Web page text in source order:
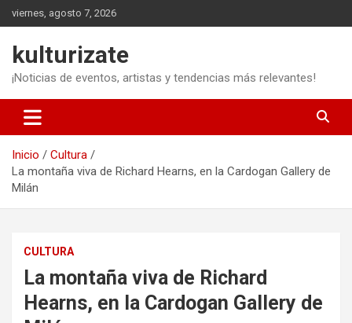
Saltar
al
viernes, agosto 7, 2026
kulturizate
¡Noticias de eventos, artistas y tendencias más relevantes!
Inicio
Cultura
La montaña viva de Richard Hearns, en la Cardogan Gallery de
Milán
CULTURA
La montaña viva de Richard
Hearns, en la Cardogan Gallery de